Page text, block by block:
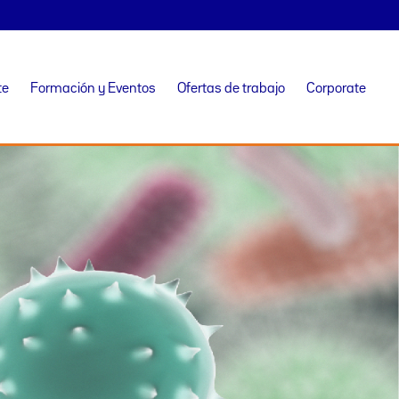
Formación y Eventos Ofertas de trabajo Corporate